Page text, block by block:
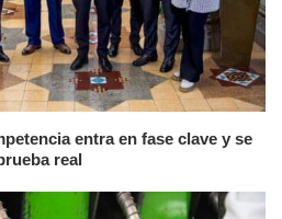
entra en fase clave y se
real